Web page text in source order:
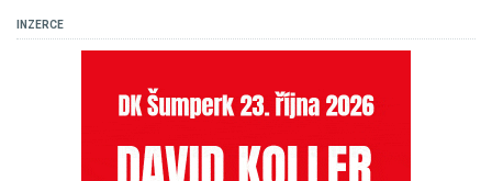
INZERCE